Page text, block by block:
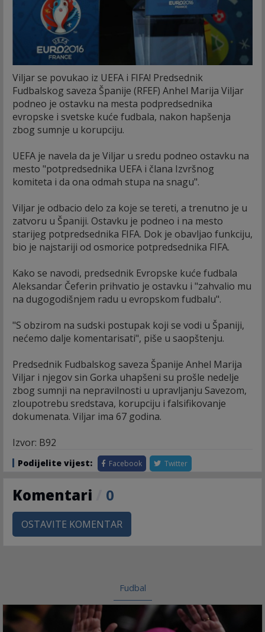
Viljar se povukao iz UEFA i FIFA! Predsednik
Fudbalskog saveza Španije (RFEF) Anhel Marija Viljar
podneo je ostavku na mesta podpredsednika
evropske i svetske kuće fudbala, nakon hapšenja
zbog sumnje u korupciju.
UEFA je navela da je Viljar u sredu podneo ostavku na
mesto "potpredsednika UEFA i člana Izvršnog
komiteta i da ona odmah stupa na snagu".
Viljar je odbacio delo za koje se tereti, a trenutno je u
zatvoru u Španiji. Ostavku je podneo i na mesto
starijeg potpredsednika FIFA. Dok je obavljao funkciju,
bio je najstariji od osmorice potpredsednika FIFA.
Kako se navodi, predsednik Evropske kuće fudbala
Aleksandar Čeferin prihvatio je ostavku i "zahvalio mu
na dugogodišnjem radu u evropskom fudbalu".
"S obzirom na sudski postupak koji se vodi u Španiji,
nećemo dalje komentarisati", piše u saopštenju.
Predsednik Fudbalskog saveza Španije Anhel Marija
Viljar i njegov sin Gorka uhapšeni su prošle nedelje
zbog sumnji na nepravilnosti u upravljanju Savezom,
zloupotrebu sredstava, korupciju i falsifikovanje
dokumenata. Viljar ima 67 godina.
Izvor: B92
Podijelite vijest: Facebook Twitter
Komentari 0
OSTAVITE KOMENTAR
Fudbal